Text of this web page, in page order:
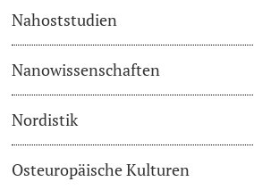
Lernbörse
Lernräume
Nahoststudien
Nanowissenschaften
Nordistik
Osteuropäische Kulturen